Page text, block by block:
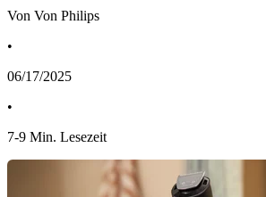
Von Von Philips
•
06/17/2025
•
7-9 Min. Lesezeit